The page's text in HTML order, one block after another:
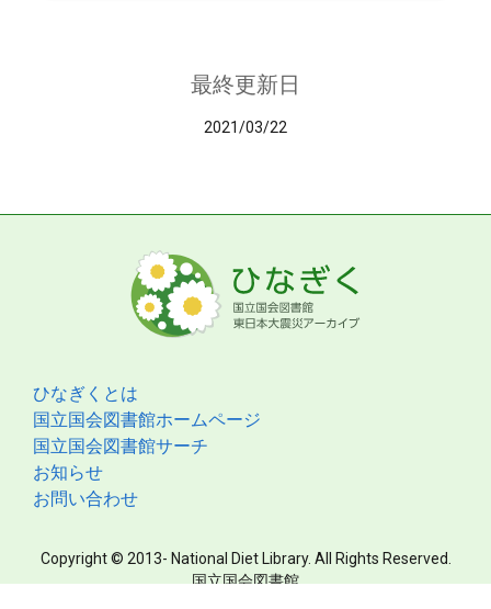
最終更新日
2021/03/22
ひなぎくとは
国立国会図書館ホームページ
国立国会図書館サーチ
お知らせ
お問い合わせ
Copyright © 2013- National Diet Library. All Rights Reserved.